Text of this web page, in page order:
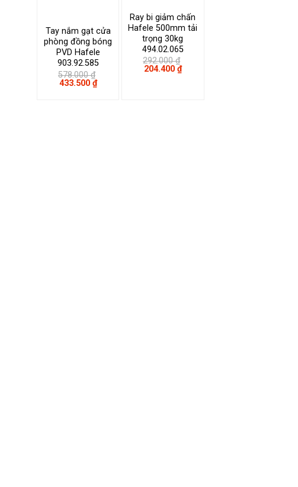
Tay nắm gạt cửa
phòng đồng bóng
PVD Hafele
903.92.585
578.000₫
Giá
433.500 ₫Giá
hiện
Ray bi giảm chấn
Hafele 500mm tải
trọng 30kg
494.02.065
292.000₫
Giá
204.400 ₫Giá
hiện